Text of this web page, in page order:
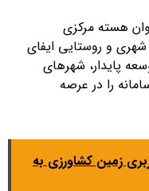
هسته مرکزی
و روستایی ایفای
پایدار، شهرهای
را در عرصه
زمین کشاورزی به